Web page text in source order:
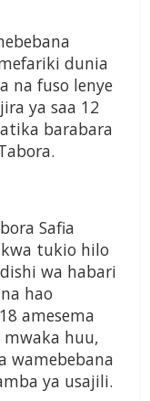
dunia
na fuso lenye
ya saa 12
barabara
Safia
tukio hilo
wa habari
hao
amesema
huu,
wamebebana
ya usajili.